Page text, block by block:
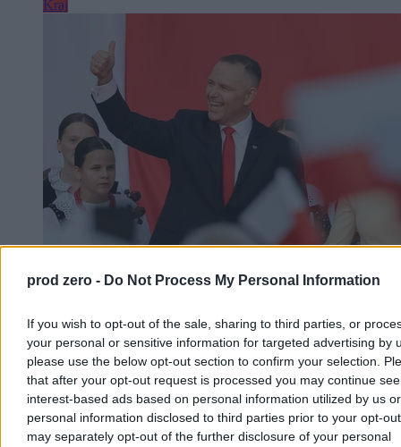
prod zero - Do Not Process My Personal Information
If you wish to opt-out of the sale, sharing to third parties, or
your personal or sensitive information for targeted advertising by
please use the below opt-out section to confirm your selection.
that after your opt-out request is processed you may continue
interest-based ads based on personal information utilized by us or
personal information disclosed to third parties prior to your opt-
may separately opt-out of the further disclosure of your personal
Kraj
Nawrocki podsumowuje pierwszy rok kadencji.
– Bardzo się cieszę, że w rok od zaprzysiężenia jesteście ze swoim
prezydentem w naszym wspólnym domu. Wy zdecydowaliście o
tym, że mam być waszym głosem w Pałacu Prezydenckim –
powiedział Karol Nawrocki podczas obchodów rocznicy jego
zaprzysiężenia na stanowisko prezydenta RP. W trackie wystąpienia
zapowiedział, że w ciągu kilku miesięcy będzie przedstawiona
prezydencka strategia rozwoju.